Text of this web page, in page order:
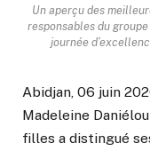
Un aperçu des
responsables du
journée
Abidjan, 06 juin
Madeleine
filles a distingué